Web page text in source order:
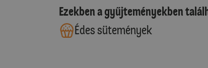
Ezekben a gyűjteményekben
Édes sütemények